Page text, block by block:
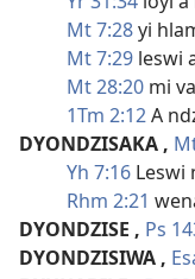
Mt 7:28yi
Mt 7:29 leswi
Mt 28:20 mi va
1Tm 2:12A
DYONDZISAKA ,
Yh 7:16 Leswi
Rhm 2:21
DYONDZISE , Ps
DYONDZISIWA ,